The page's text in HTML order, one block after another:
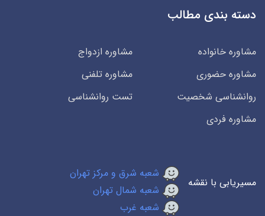
دسته بندی مطالب
مشاوره خانواده
مشاوره ازدواج
مشاوره حضوری
مشاوره تلفنی
روانشناسی شخصیت
تست روانشناسی
مشاوره فردی
مسیریابی با نقشه
شعبه شرق و مرکز تهران
شعبه شمال تهران
شعبه غرب